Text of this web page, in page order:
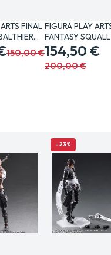
FINAL
150,00 €
FIGURA PLAY
FANTASY
CM…
154,50 €
200,00 €
-23%